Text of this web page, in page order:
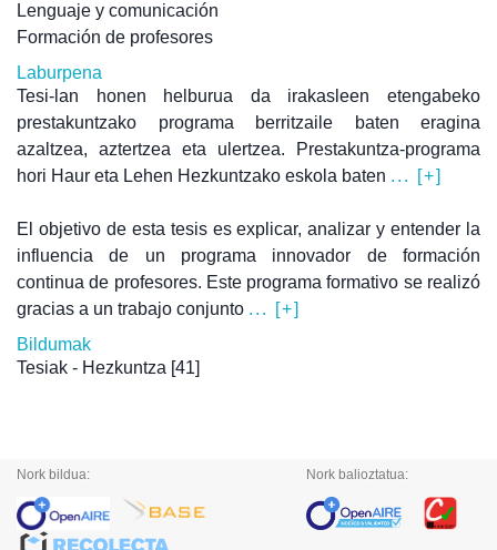
Lenguaje y comunicación
Formación de profesores
Laburpena
Tesi-lan honen helburua da irakasleen etengabeko
prestakuntzako programa berritzaile baten eragina
azaltzea, aztertzea eta ulertzea. Prestakuntza-programa
hori Haur eta Lehen Hezkuntzako eskola baten ... [+]
El objetivo de esta tesis es explicar, analizar y entender la
influencia de un programa innovador de formación
continua de profesores. Este programa formativo se realizó
gracias a un trabajo conjunto ... [+]
Bildumak
Tesiak - Hezkuntza [41]
Nork bildua: Nork balioztatua: